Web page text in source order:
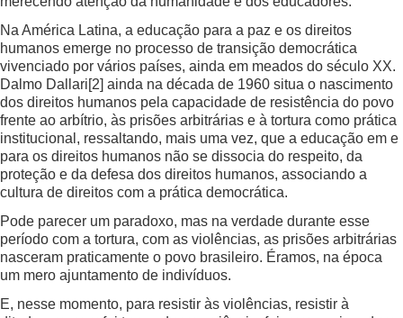
Na América Latina, a educação para a paz e os direitos
humanos emerge no processo de transição democrática
vivenciado por vários países, ainda em meados do século XX.
Dalmo Dallari[2] ainda na década de 1960 situa o nascimento
dos direitos humanos pela capacidade de resistência do povo
frente ao arbítrio, às prisões arbitrárias e à tortura como prática
institucional, ressaltando, mais uma vez, que a educação em e
para os direitos humanos não se dissocia do respeito, da
proteção e da defesa dos direitos humanos, associando a
cultura de direitos com a prática democrática.
Pode parecer um paradoxo, mas na verdade durante esse
período com a tortura, com as violências, as prisões arbitrárias
nasceram praticamente o povo brasileiro. Éramos, na época
um mero ajuntamento de indivíduos.
E, nesse momento, para resistir às violências, resistir à